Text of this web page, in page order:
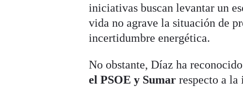
iniciativas buscan levantar un
vida no agrave la situación de
incertidumbre energética.
No obstante, Díaz ha
el PSOE y Sumar respecto a